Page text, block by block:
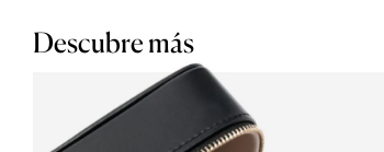
Descubre más